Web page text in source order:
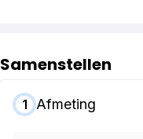
Samenstellen
1 Afmeting